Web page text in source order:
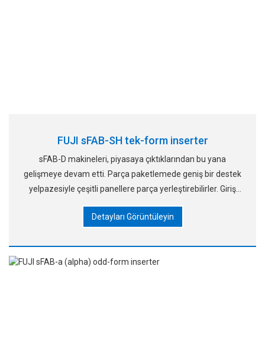
FUJI sFAB-SH tek-form inserter
sFAB-D makineleri, piyasaya çıktıklarından bu yana
gelişmeye devam etti. Parça paketlemede geniş bir destek
yelpazesiyle çeşitli panellere parça yerleştirebilirler. Giriş
Detayları Görüntüleyin